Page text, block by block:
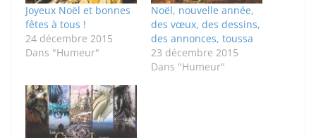
Joyeux Noël et bonnes
fêtes à tous !
24 décembre 2015
Dans "Humeur"
Noël, nouvelle année,
des vœux, des dessins,
des annonces, toussa
23 décembre 2015
Dans "Humeur"